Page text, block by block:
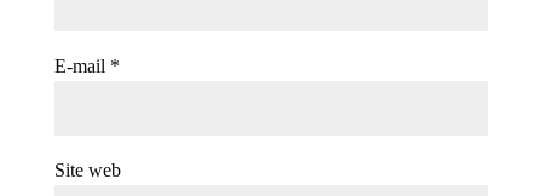
E-mail *
Site web